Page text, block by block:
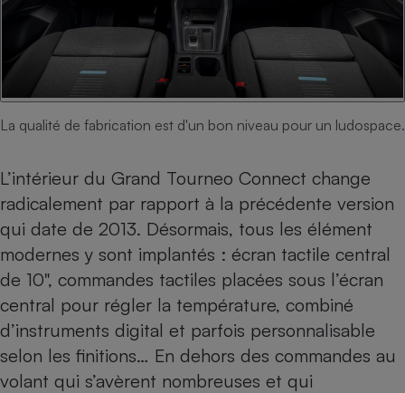
La qualité de fabrication est d'un bon niveau pour un ludospace.
L’intérieur du Grand Tourneo Connect change
radicalement par rapport à la précédente version
qui date de 2013. Désormais, tous les élément
modernes y sont implantés : écran tactile central
de 10", commandes tactiles placées sous l’écran
central pour régler la température, combiné
d’instruments digital et parfois personnalisable
selon les finitions… En dehors des commandes au
volant qui s’avèrent nombreuses et qui
Cafetière à expressos
Robot ménager